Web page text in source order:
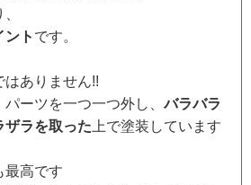
ント です。
はありません!!
パーツを一つ一つ外し、バラバラ
ザラを取った 上で塗装しています
最高です